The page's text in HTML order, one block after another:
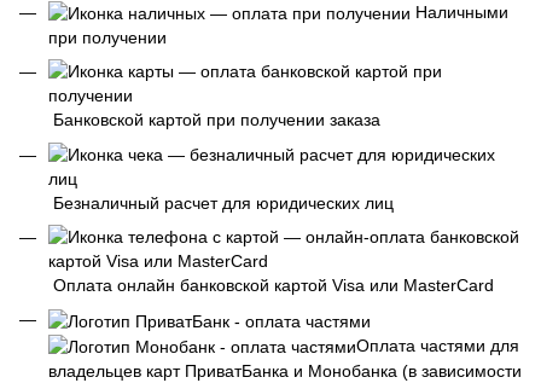
Наличными
при получении
Банковской картой при получении заказа
Безналичный расчет для юридических лиц
Оплата онлайн банковской картой Visa или MasterCard
Оплата частями для
владельцев карт ПриватБанка и Монобанка (в зависимости